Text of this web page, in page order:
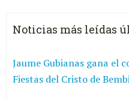
Noticias más leídas
Jaume Gubianas gana el
Fiestas del Cristo de